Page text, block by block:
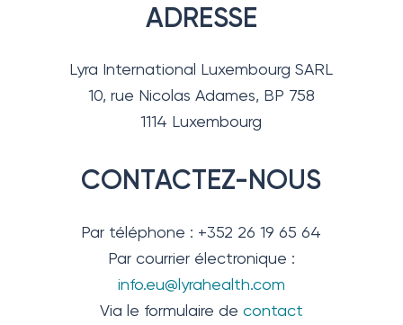
ADRESSE
Lyra International Luxembourg SARL
10, rue Nicolas Adames, BP 758
1114 Luxembourg
CONTACTEZ-NOUS
Par téléphone : +352 26 19 65 64
Par courrier électronique :
info.eu@lyrahealth.com
Via le formulaire de contact